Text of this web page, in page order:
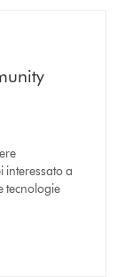
interessato a
tecnologie